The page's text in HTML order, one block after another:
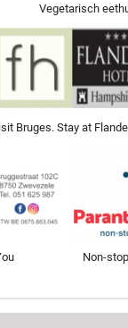
Vegetarisch
Bruges. Stay at
Non-